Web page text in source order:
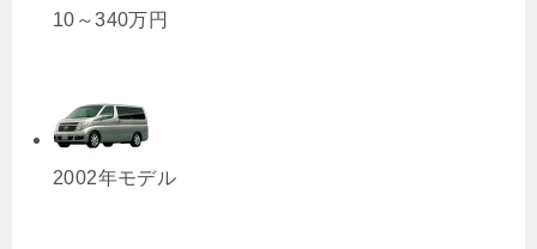
10 ～340万円
2002年モデル